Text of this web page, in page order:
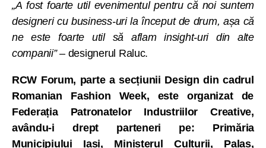
„A fost foarte util evenimentul pentru că noi suntem
designeri cu business-uri la început de drum, așa că
ne este foarte util să aflam insight-uri din alte
companii”– designerul Raluc.
RCW Forum, parte a secțiunii Design din cadrul
Romanian Fashion Week, este organizat de
Federația Patronatelor Industriilor Creative,
avându-i drept parteneri pe: Primăria
Municipiului Iași, Ministerul Culturii, Palas,